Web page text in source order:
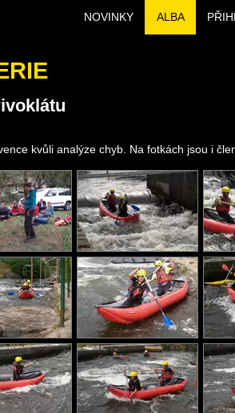
NOVINKY ALBA
kvůli analýze chyb. Na fotkách jsou i